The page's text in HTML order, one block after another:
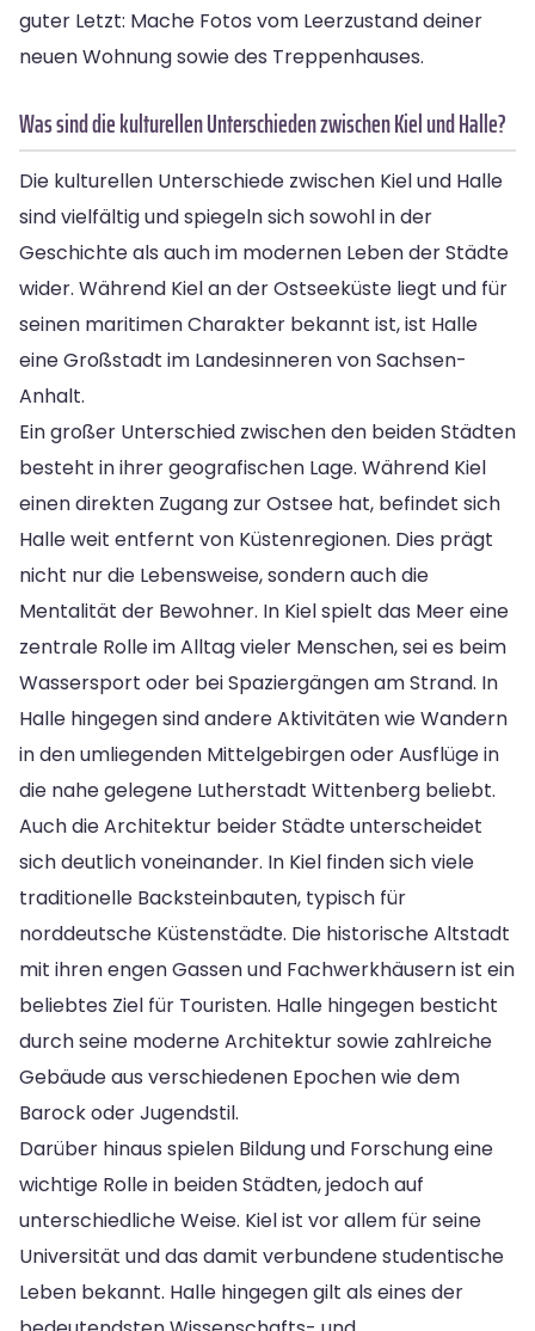
guter Letzt: Mache Fotos vom Leerzustand deiner
neuen Wohnung sowie des Treppenhauses.
Was sind die kulturellen Unterschieden zwischen Kiel und Halle?
Die kulturellen Unterschiede zwischen Kiel und Halle
sind vielfältig und spiegeln sich sowohl in der
Geschichte als auch im modernen Leben der Städte
wider. Während Kiel an der Ostseeküste liegt und für
seinen maritimen Charakter bekannt ist, ist Halle
eine Großstadt im Landesinneren von Sachsen-
Anhalt.
Ein großer Unterschied zwischen den beiden Städten
besteht in ihrer geografischen Lage. Während Kiel
einen direkten Zugang zur Ostsee hat, befindet sich
Halle weit entfernt von Küstenregionen. Dies prägt
nicht nur die Lebensweise, sondern auch die
Mentalität der Bewohner. In Kiel spielt das Meer eine
zentrale Rolle im Alltag vieler Menschen, sei es beim
Wassersport oder bei Spaziergängen am Strand. In
Halle hingegen sind andere Aktivitäten wie Wandern
in den umliegenden Mittelgebirgen oder Ausflüge in
die nahe gelegene Lutherstadt Wittenberg beliebt.
Auch die Architektur beider Städte unterscheidet
sich deutlich voneinander. In Kiel finden sich viele
traditionelle Backsteinbauten, typisch für
norddeutsche Küstenstädte. Die historische Altstadt
mit ihren engen Gassen und Fachwerkhäusern ist ein
beliebtes Ziel für Touristen. Halle hingegen besticht
durch seine moderne Architektur sowie zahlreiche
Gebäude aus verschiedenen Epochen wie dem
Barock oder Jugendstil.
Darüber hinaus spielen Bildung und Forschung eine
wichtige Rolle in beiden Städten, jedoch auf
unterschiedliche Weise. Kiel ist vor allem für seine
Universität und das damit verbundene studentische
Leben bekannt. Halle hingegen gilt als eines der